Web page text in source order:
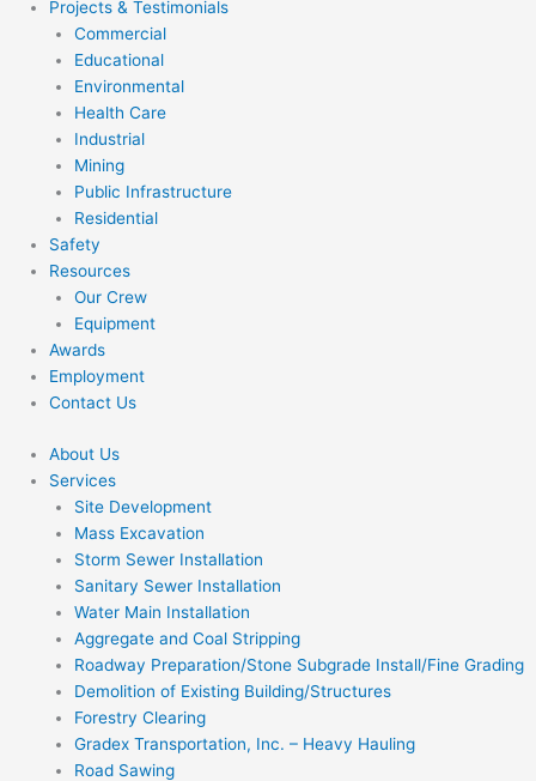
Projects & Testimonials
Commercial
Educational
Environmental
Health Care
Industrial
Mining
Public Infrastructure
Residential
Safety
Resources
Our Crew
Equipment
Awards
Employment
Contact Us
About Us
Services
Site Development
Mass Excavation
Storm Sewer Installation
Sanitary Sewer Installation
Water Main Installation
Aggregate and Coal Stripping
Roadway Preparation/Stone Subgrade Install/Fine Grading
Demolition of Existing Building/Structures
Forestry Clearing
Gradex Transportation, Inc. – Heavy Hauling
Road Sawing